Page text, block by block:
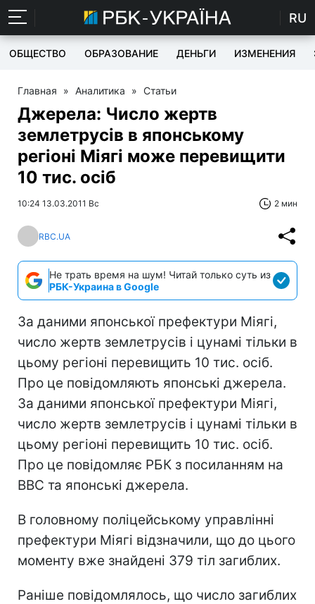
RU
ОБЩЕСТВО ОБРАЗОВАНИЕ ДЕНЬГИ ИЗМЕНЕНИЯ
Главная » Аналитика » Статьи
Джерела: Число жертв
землетрусів в японському
регіоні Міягі може перевищити
10 тис. осіб
10:24 13.03.2011 Вс 2 мин
RBC.UA
Не трать время на шум! Читай только суть из
РБК-Украина в Google
За даними японської префектури Міягі,
число жертв землетрусів і цунамі тільки в
цьому регіоні перевищить 10 тис. осіб.
Про це повідомляють японські джерела.
За даними японської префектури Міягі,
число жертв землетрусів і цунамі тільки в
цьому регіоні перевищить 10 тис. осіб.
Про це повідомляє РБК з посиланням на
BBC та японські джерела.
В головному поліцейському управлінні
префектури Міягі відзначили, що до цього
моменту вже знайдені 379 тіл загиблих.
Раніше повідомлялось, що число загиблих